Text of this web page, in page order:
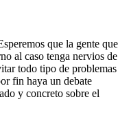
que la gente que
al caso tenga nervios de
todo tipo de problemas
fin haya un debate
y concreto sobre el